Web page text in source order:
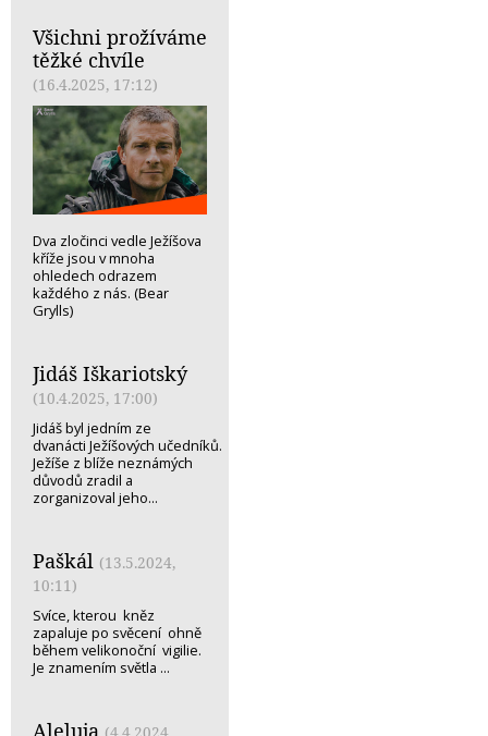
Všichni prožíváme
těžké chvíle
(16.4.2025, 17:12)
Dva zločinci vedle Ježíšova
kříže jsou v mnoha
ohledech odrazem
každého z nás. (Bear
Grylls)
Jidáš Iškariotský
(10.4.2025, 17:00)
Jidáš byl jedním ze
dvanácti Ježíšových učedníků.
Ježíše z blíže neznámých
důvodů zradil a
zorganizoval jeho...
Paškál (13.5.2024,
10:11)
Svíce, kterou kněz
zapaluje po svěcení ohně
během velikonoční vigilie.
Je znamením světla ...
Aleluja